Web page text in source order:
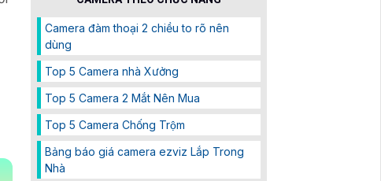
Camera đàm thoại 2 chiều to rõ nên
dùng
Top 5 Camera nhà Xưởng
Top 5 Camera 2 Mắt Nên Mua
Top 5 Camera Chống Trộm
Bảng báo giá camera ezviz Lắp Trong
Nhà